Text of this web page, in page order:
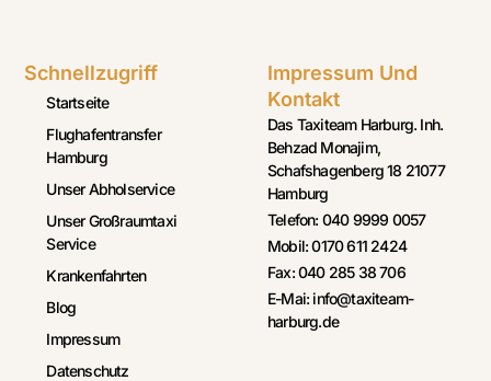
Schnellzugriff
Startseite
Flughafentransfer
Hamburg
Unser Abholservice
Unser Großraumtaxi
Service
Krankenfahrten
Blog
Impressum
Datenschutz
Impressum Und
Kontakt
Das Taxiteam Harburg. Inh.
Behzad Monajim,
Schafshagenberg 18 21077
Hamburg
Telefon: 040 9999 0057
Mobil: 0170 611 2424
Fax: 040 285 38 706
E-Mai: info@taxiteam-
harburg.de